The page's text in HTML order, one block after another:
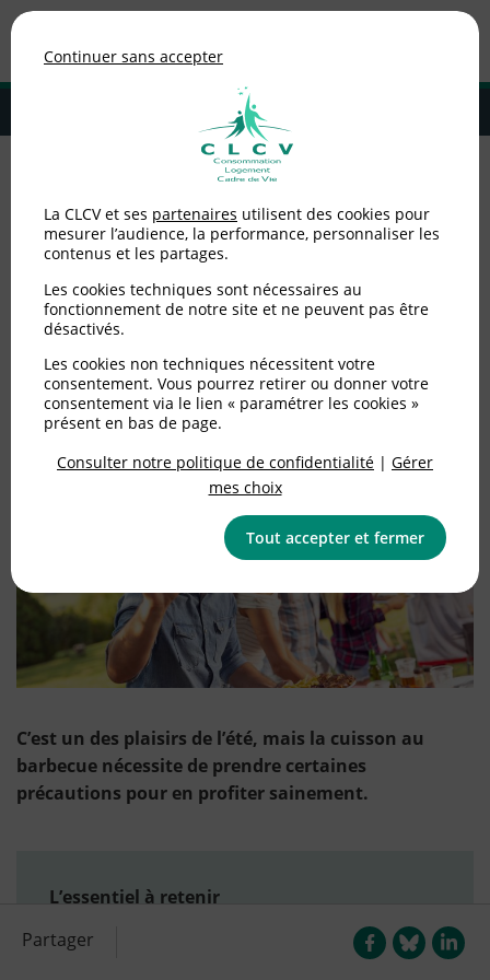
MENU
Adhérer à la CLCV
plus sain
Conseils pour un
barbecue plus sain
Publié le27/06/2026(mis à jour le28/07/2026)
Alimentation
C’est un des plaisirs de l’été, mais la cuisson au
barbecue nécessite de prendre certaines
précautions pour en profiter sainement.
L’essentiel à retenir
Choisissez un mode de cuisson
Privilégiez la plancha, l'électricité
Partager
Continuer sans accepter
La CLCV et ses partenaires utilisent des cookies pour
mesurer l’audience, la performance, personnaliser les
contenus et les partages.
Les cookies techniques sont nécessaires au
fonctionnement de notre site et ne peuvent pas être
désactivés.
Les cookies non techniques nécessitent votre
consentement. Vous pourrez retirer ou donner votre
consentement via le lien « paramétrer les cookies »
présent en bas de page.
Consulter notre politique de confidentialité | Gérer
mes choix
Tout accepter et fermer